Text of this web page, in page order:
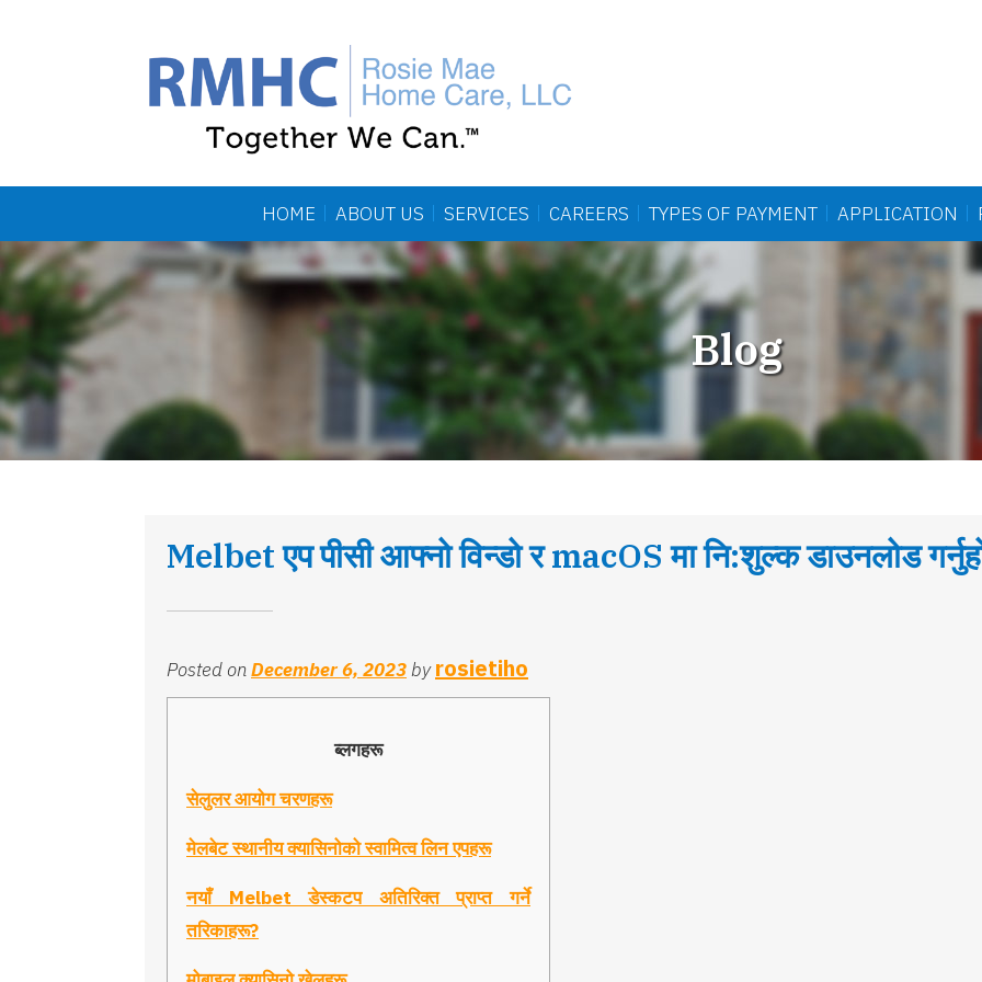
HOME ABOUT US SERVICES CAREERS TYPES OF PAYMENT APPLICATION
Blog
Melbet एप पीसी आफ्नो विन्डो र macOS मा नि:शुल्क डाउनलोड
Posted onDecember 6, 2023by rosietiho
ब्लगहरू
सेलुलर आयोग चरणहरू
मेलबेट स्थानीय क्यासिनोको स्वामित्व लिन एपहरू
नयाँ Melbet डेस्कटप अतिरिक्त प्राप्त गर्ने
तरिकाहरू?